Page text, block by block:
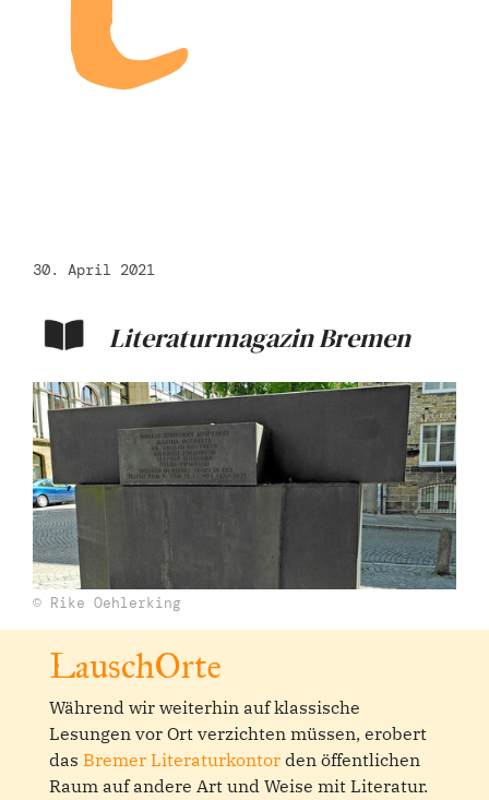
30. April 2021
Literaturmagazin Bremen
© Rike Oehlerking
LauschOrte
Während wir weiterhin auf klassische
Lesungen vor Ort verzichten müssen, erobert
das Bremer Literaturkontor den öffentlichen
Raum auf andere Art und Weise mit Literatur.